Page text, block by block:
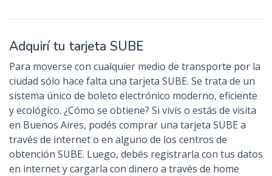
o
r
n
c
i
p
a
l
Adquirí tu tarjeta SUBE
Para moverse con cualquier medio de transporte por la
ciudad sólo hace falta una tarjeta SUBE. Se trata de un
sistema único de boleto electrónico moderno, eficiente
y ecológico. ¿Cómo se obtiene? Si vivís o estás de visita
en Buenos Aires, podés comprar una tarjeta SUBE a
través de internet o en alguno de los centros de
obtención SUBE. Luego, debés registrarla con tus datos
en internet y cargarla con dinero a través de home